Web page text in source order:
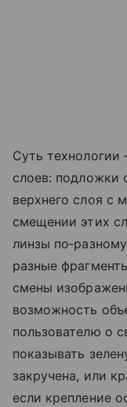
Суть
слоев: подложки
верхнего слоя с
смещении этих
линзы
разные
смены
возможность
пользователю о
показывать
закручена, или
если крепление